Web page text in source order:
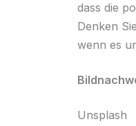
dass die
Denken
wenn es
Unsplash